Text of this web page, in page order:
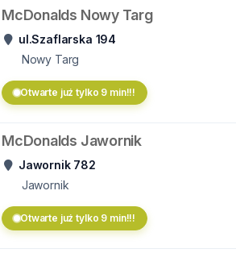
McDonalds Nowy Targ
ul.Szaflarska 194
Nowy Targ
Otwarte już tylko 9 min!!!
McDonalds Jawornik
Jawornik 782
Jawornik
Otwarte już tylko 9 min!!!